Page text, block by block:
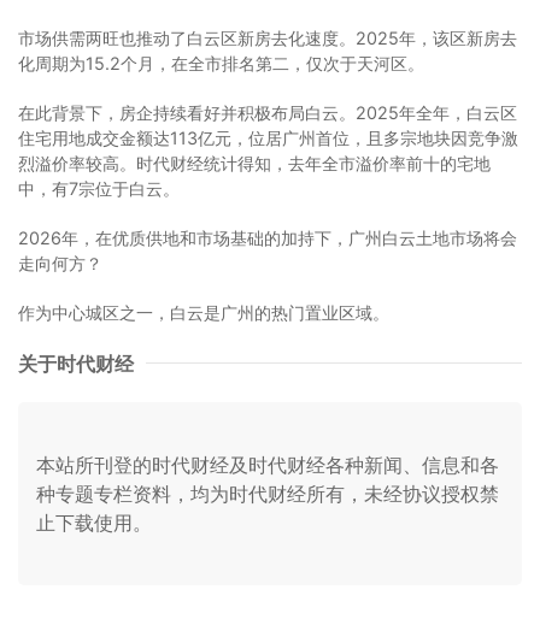
市场供需两旺也推动了白云区新房去化速度。2025年，该区新房去
化周期为15.2个月，在全市排名第二，仅次于天河区。
在此背景下，房企持续看好并积极布局白云。2025年全年，白云区
住宅用地成交金额达113亿元，位居广州首位，且多宗地块因竞争激
烈溢价率较高。时代财经统计得知，去年全市溢价率前十的宅地
中，有7宗位于白云。
2026年，在优质供地和市场基础的加持下，广州白云土地市场将会
走向何方？
作为中心城区之一，白云是广州的热门置业区域。
关于时代财经
本站所刊登的时代财经及时代财经各种新闻、信息和各
种专题专栏资料，均为时代财经所有，未经协议授权禁
止下载使用。